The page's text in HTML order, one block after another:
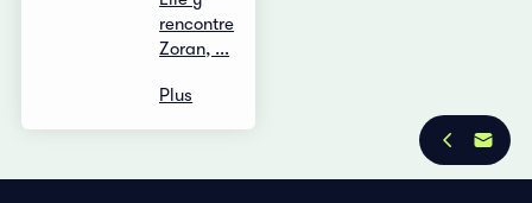
rencontre
Zoran, ...
Plus